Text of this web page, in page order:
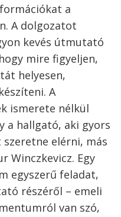
a
A dolgozatot
kevés útmutató
mire figyeljen,
helyesen,
A
ismerete nélkül
a hallgató, aki gyors
elérni, más
Winczkevicz. Egy
egyszerű feladat,
részéről – emeli
van szó,